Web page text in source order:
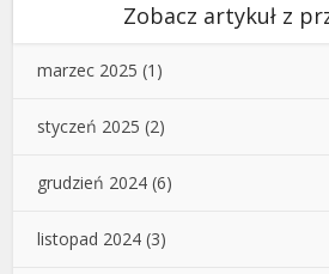
Zobacz artykuł z
marzec 2025 (1)
styczeń 2025 (2)
grudzień 2024 (6)
listopad 2024 (3)